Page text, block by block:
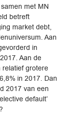
met MN
betreft
market debt,
Aan
in
Aan de
relatief grotere
in 2017. Dan
2017 van een
default’